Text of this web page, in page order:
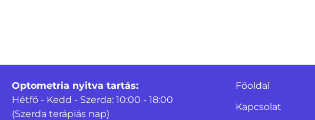
Optometria nyitva tartás:
Hétfő - Kedd - Szerda: 10:00 - 18:00
(Szerda terápiás nap)
Főoldal
Kapcsolat